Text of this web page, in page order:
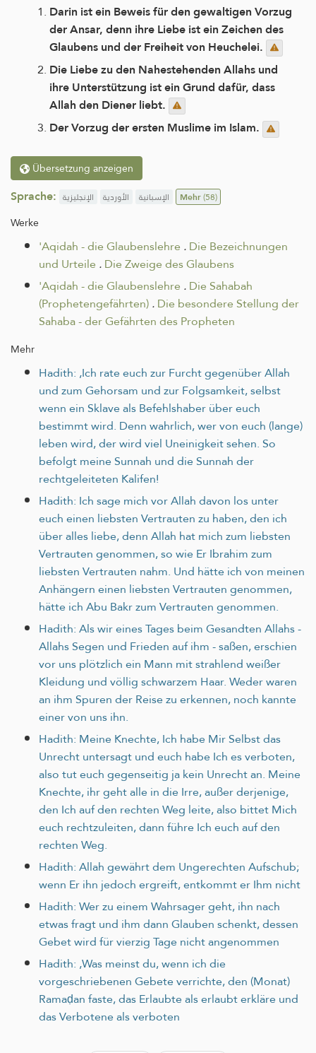
Darin ist ein Beweis für den gewaltigen Vorzug
der Ansar, denn ihre Liebe ist ein Zeichen des
Glaubens und der Freiheit von Heuchelei.
Die Liebe zu den Nahestehenden Allahs und
ihre Unterstützung ist ein Grund dafür, dass
Allah den Diener liebt.
Der Vorzug der ersten Muslime im Islam.
Übersetzung anzeigen
Sprache: الإنجليزية الأوردية الإسبانية Mehr(58)
Werke
'Aqidah - die Glaubenslehre .Die Bezeichnungen
und Urteile .Die Zweige des Glaubens
'Aqidah - die Glaubenslehre .Die Sahabah
(Prophetengefährten).Die besondere Stellung der
Sahaba - der Gefährten des Propheten
Mehr
Hadith: ‚Ich rate euch zur Furcht gegenüber Allah
und zum Gehorsam und zur Folgsamkeit, selbst
wenn ein Sklave als Befehlshaber über euch
bestimmt wird. Denn wahrlich, wer von euch (lange)
leben wird, der wird viel Uneinigkeit sehen. So
befolgt meine Sunnah und die Sunnah der
rechtgeleiteten Kalifen!
Hadith: Ich sage mich vor Allah davon los unter
euch einen liebsten Vertrauten zu haben, den ich
über alles liebe, denn Allah hat mich zum liebsten
Vertrauten genommen, so wie Er Ibrahim zum
liebsten Vertrauten nahm. Und hätte ich von meinen
Anhängern einen liebsten Vertrauten genommen,
hätte ich Abu Bakr zum Vertrauten genommen.
Hadith: Als wir eines Tages beim Gesandten Allahs -
Allahs Segen und Frieden auf ihm - saßen, erschien
vor uns plötzlich ein Mann mit strahlend weißer
Kleidung und völlig schwarzem Haar. Weder waren
an ihm Spuren der Reise zu erkennen, noch kannte
einer von uns ihn.
Hadith: Meine Knechte, Ich habe Mir Selbst das
Unrecht untersagt und euch habe Ich es verboten,
also tut euch gegenseitig ja kein Unrecht an. Meine
Knechte, ihr geht alle in die Irre, außer derjenige,
den Ich auf den rechten Weg leite, also bittet Mich
euch rechtzuleiten, dann führe Ich euch auf den
rechten Weg.
Hadith: Allah gewährt dem Ungerechten Aufschub;
wenn Er ihn jedoch ergreift, entkommt er Ihm nicht
Hadith: Wer zu einem Wahrsager geht, ihn nach
etwas fragt und ihm dann Glauben schenkt, dessen
Gebet wird für vierzig Tage nicht angenommen
Hadith: ‚Was meinst du, wenn ich die
vorgeschriebenen Gebete verrichte, den (Monat)
Ramaḍan faste, das Erlaubte als erlaubt erkläre und
das Verbotene als verboten